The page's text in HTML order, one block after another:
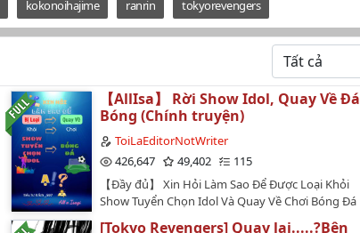
kokonoihajime ranrin tokyorevengers
【AllIsa】 Rời Show Idol, Quay Về Đá
Bóng (Chính truyện)
ToiLaEditorNotWriter
426,647
49,402
115
【Đầy đủ】 Xin Hỏi Làm Sao Để Được Loại Khỏi
Show Tuyển Chọn Idol Và Quay Về Chơi Bóng Đá
[Tokyo Revengers] Quay lại.....?Bên